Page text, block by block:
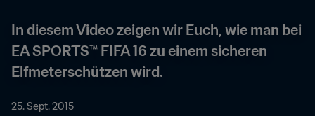
In diesem Video zeigen wir Euch, wie man bei
EA SPORTS™ FIFA 16 zu einem sicheren
Elfmeterschützen wird.
25. Sept. 2015